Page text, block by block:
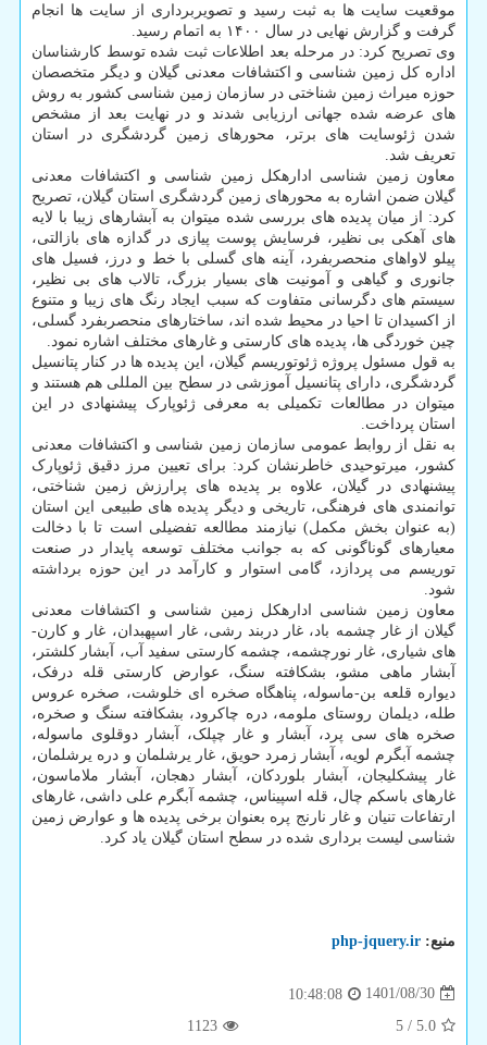
موقعیت سایت­ ها به ثبت رسید و تصویربرداری از سایت­ ها انجام
گرفت و گزارش نهایی در سال ۱۴۰۰ به اتمام رسید.
وی تصریح کرد: در مرحله بعد اطلاعات ثبت شده توسط کارشناسان
اداره کل زمین شناسی و اکتشافات معدنی گیلان و دیگر متخصصان
حوزه میراث زمین شناختی در سازمان زمین شناسی کشور به روش
های عرضه شده جهانی ارزیابی شدند و در نهایت بعد از مشخص
شدن ژئوسایت های برتر، محورهای زمین گردشگری در استان
تعریف شد.
معاون زمین شناسی اداره‎کل زمین شناسی و اکتشافات معدنی
گیلان ضمن اشاره به محورهای زمین گردشگری استان گیلان، تصریح
کرد: از میان پدیده های بررسی شده میتوان به آبشارهای زیبا با لایه
های آهکی بی نظیر، فرسایش پوست پیازی در گدازه های بازالتی،
پیلو لاواهای منحصربفرد، آینه های گسلی با خط و درز، فسیل های
جانوری و گیاهی و آمونیت های بسیار بزرگ، تالاب های بی نظیر،
سیستم های دگرسانی متفاوت که سبب ایجاد رنگ های زیبا و متنوع
از اکسیدان تا احیا در محیط شده اند، ساختارهای منحصربفرد گسلی،
چین خوردگی ها، پدیده های کارستی و غارهای مختلف اشاره نمود.
به قول مسئول پروژه ژئوتوریسم گیلان، این پدیده ها در کنار پتانسیل
گردشگری، دارای پتانسیل آموزشی در سطح بین المللی هم هستند و
میتوان در مطالعات تکمیلی به معرفی ژئوپارک پیشنهادی در این
استان پرداخت.
به نقل از روابط عمومی سازمان زمین شناسی و اکتشافات معدنی
کشور، میرتوحیدی خاطرنشان کرد: برای تعیین مرز دقیق ژئوپارک
پیشنهادی در گیلان، علاوه بر پدیده ­های پرارزش زمین شناختی،
توانمندی های فرهنگی، تاریخی و دیگر پدیده های طبیعی این استان
(به عنوان بخش مکمل) نیازمند مطالعه تفضیلی است تا با دخالت
معیارهای گوناگونی که به جوانب مختلف توسعه پایدار در صنعت
توریسم می­ پردازد، گامی استوار و کارآمد در این حوزه برداشته
شود.
معاون زمین شناسی اداره‎کل زمین شناسی و اکتشافات معدنی
گیلان از غار چشمه باد، غار دربند رشی، غار اسپهبدان، غار و کارن­
های شیاری، غار نورچشمه، چشمه کارستی سفید آب، آبشار کلشتر،
آبشار ماهی مشو، بشکافته سنگ، عوارض کارستی قله درفک،
دیواره قلعه بن-ماسوله، پناهگاه صخره ای خلوشت، صخره عروس
طله، دیلمان روستای ملومه، دره چاکرود، بشکافته سنگ و صخره،
صخره ­های سی پرد، آبشار و غار چپلک، آبشار دوقلوی ماسوله،
چشمه آبگرم لویه، آبشار زمرد حویق، غار یرشلمان و دره یرشلمان،
غار پیشکلیجان، آبشار بلوردکان، آبشار دهجان، آبشار ملاماسون،
غارهای باسکم چال، قله اسپیناس، چشمه آبگرم علی داشی، غارهای
ارتفاعات تنیان و غار نارنج پره بعنوان برخی پدیده ها و عوارض زمین
شناسی لیست برداری شده در سطح استان گیلان یاد کرد.
منبع: php-jquery.ir
1401/08/30
10:48:08
5.0
/
5
1123